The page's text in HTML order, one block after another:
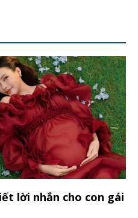
lời nhắn cho con gái